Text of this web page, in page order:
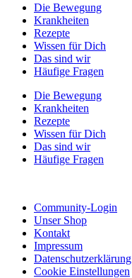
Die Bewegung
Krankheiten
Rezepte
Wissen für Dich
Das sind wir
Häufige Fragen
Die Bewegung
Krankheiten
Rezepte
Wissen für Dich
Das sind wir
Häufige Fragen
Community-Login
Unser Shop
Kontakt
Impressum
Datenschutzerklärung
Cookie Einstellungen